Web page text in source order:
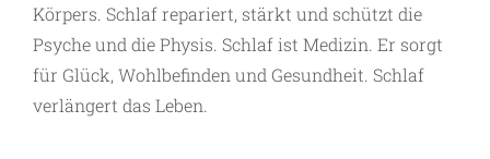
Körpers. Schlaf repariert, stärkt und schützt die
Psyche und die Physis. Schlaf ist Medizin. Er sorgt
für Glück, Wohlbefinden und Gesundheit. Schlaf
verlängert das Leben.